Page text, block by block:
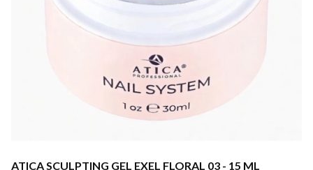
ATICA SCULPTING GEL EXEL FLORAL 03 - 15 ML